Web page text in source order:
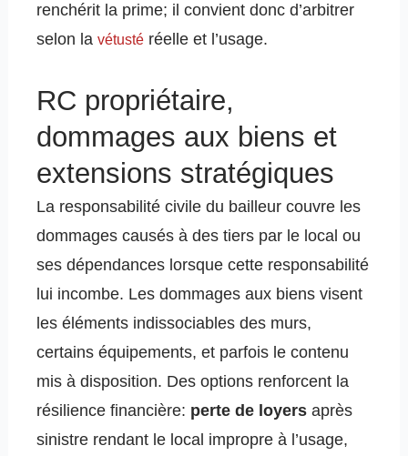
renchérit la prime; il convient donc d’arbitrer
selon lavétusté réelle et l’usage.
RC propriétaire,
dommages aux biens et
extensions stratégiques
La responsabilité civile du bailleur couvre les
dommages causés à des tiers par le local ou
ses dépendances lorsque cette responsabilité
lui incombe. Les dommages aux biens visent
les éléments indissociables des murs,
certains équipements, et parfois le contenu
mis à disposition. Des options renforcent la
résilience financière: perte de loyers après
sinistre rendant le local impropre à l’usage,